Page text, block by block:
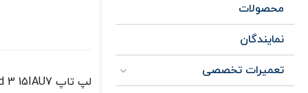
محصولات
نمایندگان
تعمیرات تخصصی
لپ تاپ IdeaPad 3 15IAU7 مناسب برای کار های اداری ، دانش آموزی و مهندسی